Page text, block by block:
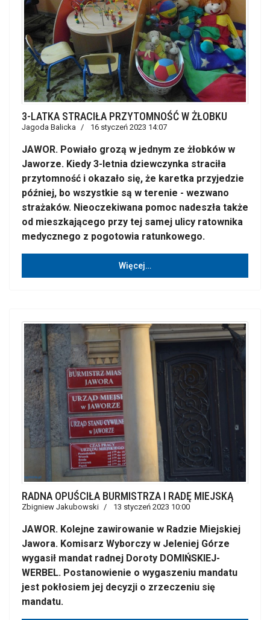
3-LATKA STRACIŁA PRZYTOMNOŚĆ W ŻŁOBKU
Jagoda Balicka 16 styczeń 2023 14:07
JAWOR. Powiało grozą w jednym ze żłobków w
Jaworze. Kiedy 3-letnia dziewczynka straciła
przytomność i okazało się, że karetka przyjedzie
później, bo wszystkie są w terenie - wezwano
strażaków. Nieoczekiwana pomoc nadeszła także
od mieszkającego przy tej samej ulicy ratownika
medycznego z pogotowia ratunkowego.
Więcej…
RADNA OPUŚCIŁA BURMISTRZA I RADĘ MIEJSKĄ
Zbigniew Jakubowski 13 styczeń 2023 10:00
JAWOR. Kolejne zawirowanie w Radzie Miejskiej
Jawora. Komisarz Wyborczy w Jeleniej Górze
wygasił mandat radnej Doroty DOMIŃSKIEJ-
WERBEL. Postanowienie o wygaszeniu mandatu
jest pokłosiem jej decyzji o zrzeczeniu się
mandatu.